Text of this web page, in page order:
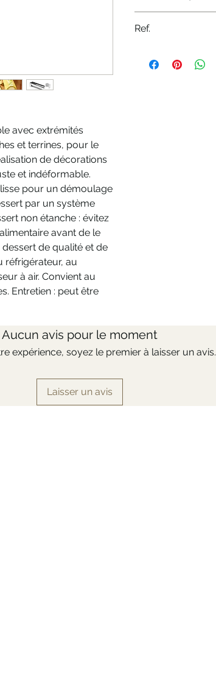
avec extrémités
et terrines, pour le
de décorations
et indéformable.
pour un démoulage
par un système
non étanche : évitez
avant de le
de qualité et de
réfrigérateur, au
à air. Convient au
Entretien : peut être
Matériau - Acier
Dimensions -
Ref.
Aucun avis pour le moment
expérience, soyez le premier à laisser un avis.
Laisser un avis